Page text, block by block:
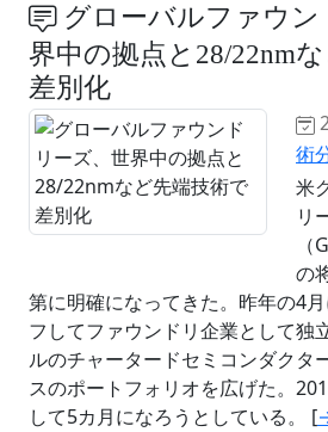
グローバルファウン
界中の拠点と28/22nm
差別化
術
米
リ
の
第に明確になってきた。昨年の4
フしてファウンドリ企業として独
ルのチャータードセミコンダクタ
スのポートフォリオを広げた。
して5カ月になろうとしている。 [